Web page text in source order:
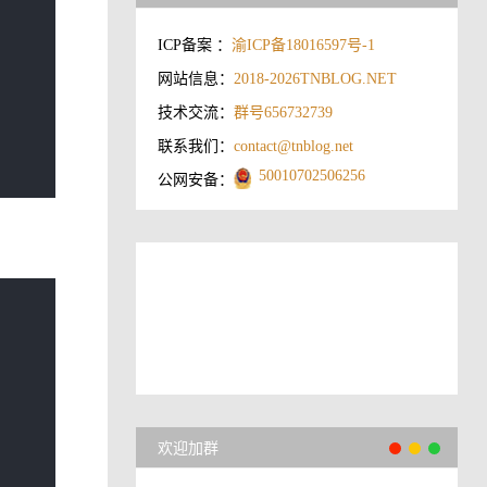
ICP备案 ：渝ICP备18016597号-1
网站信息：2018-2026TNBLOG.NET
技术交流：群号656732739
联系我们：contact@tnblog.net
公网安备： 50010702506256
欢迎加群